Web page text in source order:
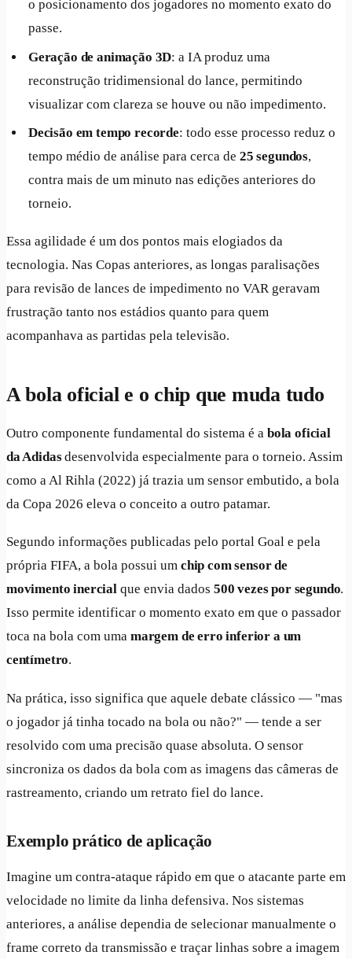
o posicionamento dos jogadores no momento exato do
passe.
Geração de animação 3D: a IA produz uma
reconstrução tridimensional do lance, permitindo
visualizar com clareza se houve ou não impedimento.
Decisão em tempo recorde: todo esse processo reduz o
tempo médio de análise para cerca de 25 segundos,
contra mais de um minuto nas edições anteriores do
torneio.
Essa agilidade é um dos pontos mais elogiados da
tecnologia. Nas Copas anteriores, as longas paralisações
para revisão de lances de impedimento no VAR geravam
frustração tanto nos estádios quanto para quem
acompanhava as partidas pela televisão.
A bola oficial e o chip que muda tudo
Outro componente fundamental do sistema é a bola oficial
da Adidasdesenvolvida especialmente para o torneio. Assim
como a Al Rihla (2022) já trazia um sensor embutido, a bola
da Copa 2026 eleva o conceito a outro patamar.
Segundo informações publicadas pelo portal Goal e pela
própria FIFA, a bola possui um chip com sensor de
movimento inercialque envia dados 500 vezes por segundo.
Isso permite identificar o momento exato em que o passador
toca na bola com uma margem de erro inferior a um
centímetro.
Na prática, isso significa que aquele debate clássico — "mas
o jogador já tinha tocado na bola ou não?" — tende a ser
resolvido com uma precisão quase absoluta. O sensor
sincroniza os dados da bola com as imagens das câmeras de
rastreamento, criando um retrato fiel do lance.
Exemplo prático de aplicação
Imagine um contra-ataque rápido em que o atacante parte em
velocidade no limite da linha defensiva. Nos sistemas
anteriores, a análise dependia de selecionar manualmente o
frame correto da transmissão e traçar linhas sobre a imagem